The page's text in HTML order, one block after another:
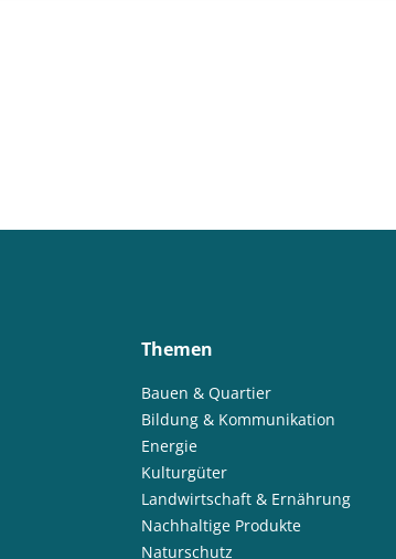
Themen
Bauen & Quartier
Bildung & Kommunikation
Energie
Kulturgüter
Landwirtschaft & Ernährung
Nachhaltige Produkte
Naturschutz